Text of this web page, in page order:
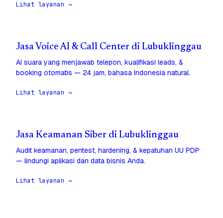
Lihat layanan →
Jasa Voice AI & Call Center di Lubuklinggau
AI suara yang menjawab telepon, kualifikasi leads, &
booking otomatis — 24 jam, bahasa Indonesia natural.
Lihat layanan →
Jasa Keamanan Siber di Lubuklinggau
Audit keamanan, pentest, hardening, & kepatuhan UU PDP
— lindungi aplikasi dan data bisnis Anda.
Lihat layanan →